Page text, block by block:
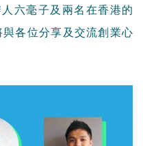
六毫子及兩名在香港的
各位分享及交流創業心